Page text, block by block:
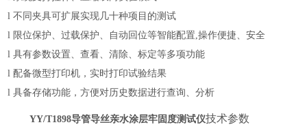
l不同夹具可扩展实现几十种项目的测试
l 限位保护、过载保护、自动回位等智能配置,操作便捷、安全
l具有参数设置、查看、清除、标定等多项功能
l 配备微型打印机，实时打印试验结果
l具备存储功能，方便对历史数据进行查询、分析
YY/T1898导管导丝亲水涂层牢固度测试仪技术参数